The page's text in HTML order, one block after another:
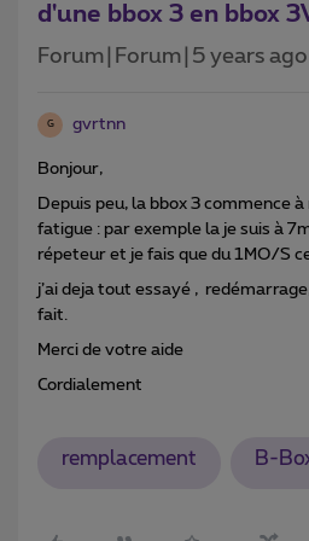
d'une bbox 3 en bbox
Forum|Forum|5 years ago
G gvrtnn
Bonjour,
Depuis peu, la bbox 3 commence
fatigue : par exemple la je suis à
répeteur et je fais que du 1MO/S
j’ai deja tout essayé ,
fait.
Merci de votre aide
Cordialement
remplacement B-